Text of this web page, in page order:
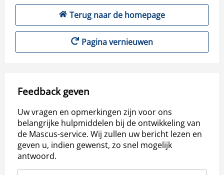
Terug naar de homepage
Pagina vernieuwen
Feedback geven
Uw vragen en opmerkingen zijn voor ons
belangrijke hulpmiddelen bij de ontwikkeling van
de Mascus-service. Wij zullen uw bericht lezen en
geven u, indien gewenst, zo snel mogelijk
antwoord.